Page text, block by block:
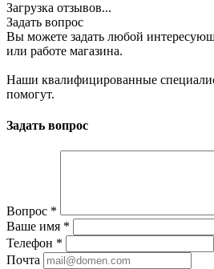
Загрузка отзывов...
Задать вопрос
Вы можете задать любой
или работе магазина.
Наши квалифицированные
помогут.
Задать вопрос
Вопрос *
Ваше имя *
Телефон *
Почта